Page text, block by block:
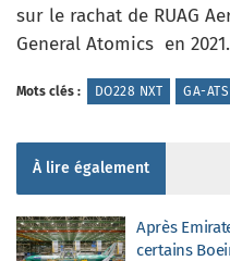
sur le rachat de RUAG
General Atomics en 2021.
Mots clés : DO228 NXT GA-ATS
À lire également
Après
certains